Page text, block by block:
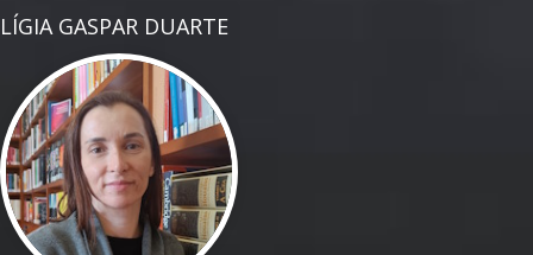
LÍGIA GASPAR DUARTE